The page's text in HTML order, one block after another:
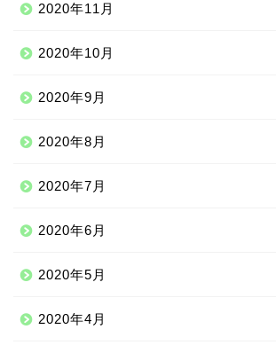
2020年11月
2020年10月
2020年9月
2020年8月
2020年7月
2020年6月
2020年5月
2020年4月